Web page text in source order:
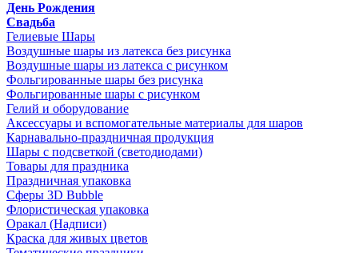
День Рождения
Свадьба
Гелиевые Шары
Воздушные шары из латекса без рисунка
Воздушные шары из латекса с рисунком
Фольгированные шары без рисунка
Фольгированные шары с рисунком
Гелий и оборудование
Аксессуары и вспомогательные материалы для шаров
Карнавально-праздничная продукция
Шары с подсветкой (светодиодами)
Товары для праздника
Праздничная упаковка
Сферы 3D Bubble
Флористическая упаковка
Оракал (Надписи)
Краска для живых цветов